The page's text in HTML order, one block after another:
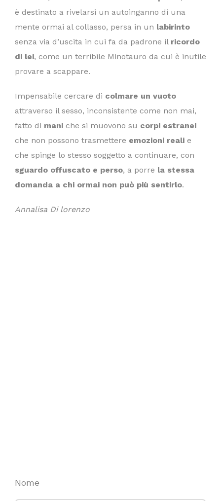
è destinato a rivelarsi un autoinganno di una
mente ormai al collasso, persa in un labirinto
senza via d’uscita in cui fa da padrone il ricordo
di lei, come un terribile Minotauro da cui è inutile
provare a scappare.
Impensabile cercare di colmare un vuoto
attraverso il sesso, inconsistente come non mai,
fatto di mani che si muovono su corpi estranei
che non possono trasmettere emozioni reali e
che spinge lo stesso soggetto a continuare, con
sguardo offuscato e perso, a porre la stessa
domanda a chi ormai non può più sentirlo.
Annalisa Di lorenzo
Nome